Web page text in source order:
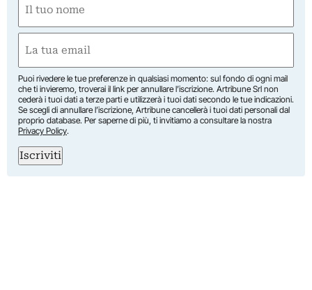
(Required)
First
(Required)
Puoi rivedere le tue preferenze in qualsiasi momento: sul fondo di ogni mail
che ti invieremo, troverai il link per annullare l’iscrizione. Artribune Srl non
cederà i tuoi dati a terze parti e utilizzerà i tuoi dati secondo le tue indicazioni.
Se scegli di annullare l’iscrizione, Artribune cancellerà i tuoi dati personali dal
proprio database. Per saperne di più, ti invitiamo a consultare la nostra
Privacy Policy.
Iscriviti